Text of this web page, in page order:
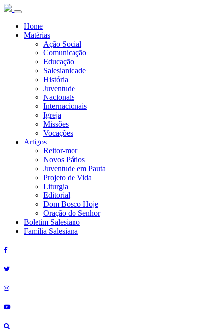
Home
Matérias
Ação Social
Comunicação
Educação
Salesianidade
História
Juventude
Nacionais
Internacionais
Igreja
Missões
Vocações
Artigos
Reitor-mor
Novos Pátios
Juventude em Pauta
Projeto de Vida
Liturgia
Editorial
Dom Bosco Hoje
Oração do Senhor
Boletim Salesiano
Família Salesiana